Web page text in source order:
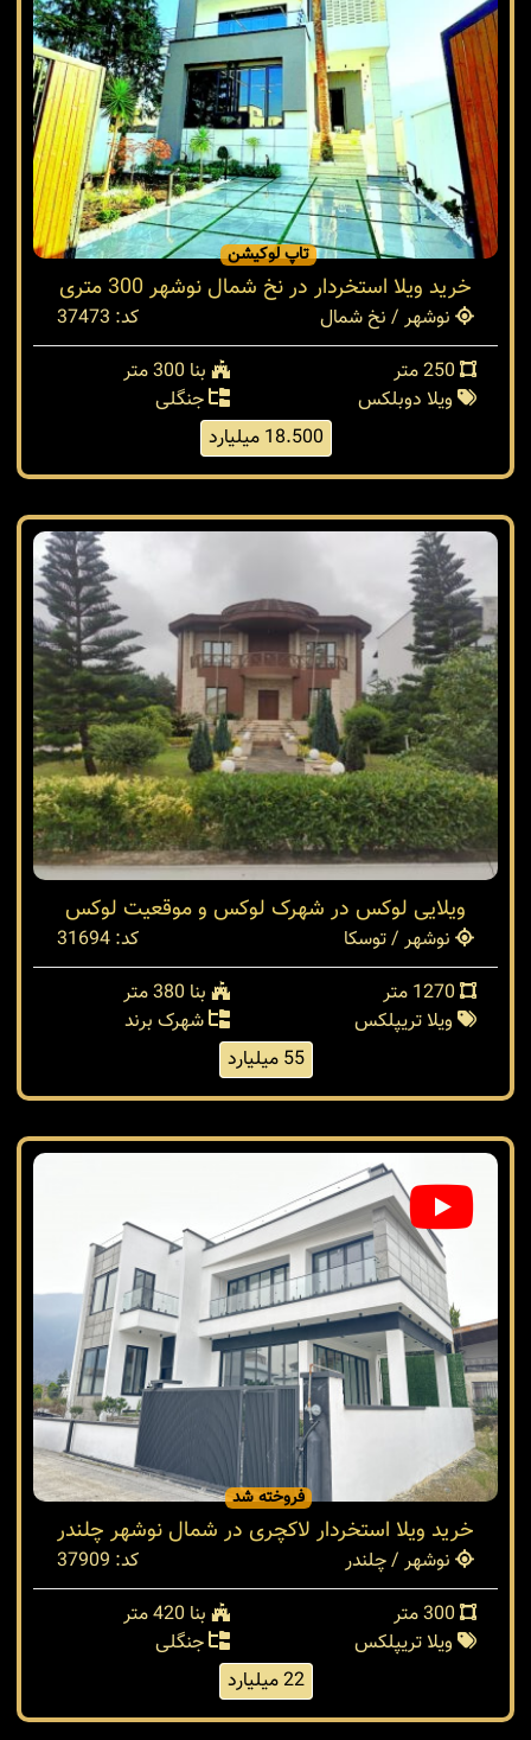
تاپ لوکیشن
خرید ویلا استخردار در نخ شمال نوشهر 300 متری
نوشهر / نخ شمال
کد: 37473
بنا 300 متر
ویلا دوبلکس
جنگلی
18.500 میلیارد
ویلایی لوکس در شهرک لوکس و موقعیت لوکس
نوشهر / توسکا
کد: 31694
بنا 380 متر
ویلا تریپلکس
شهرک برند
55 میلیارد
فروخته شد
خرید ویلا استخردار لاکچری در شمال نوشهر چلندر
نوشهر / چلندر
کد: 37909
بنا 420 متر
ویلا تریپلکس
جنگلی
22 میلیارد